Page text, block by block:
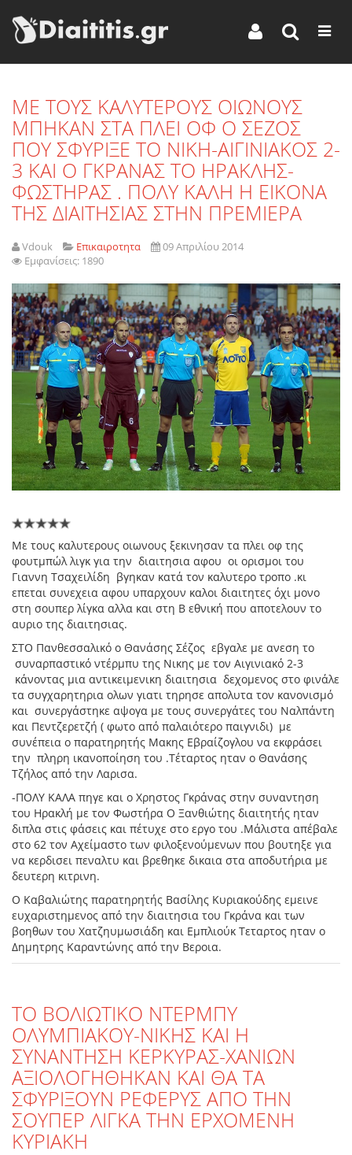
ΜΕ ΤΟΥΣ ΚΑΛΥΤΕΡΟΥΣ ΟΙΩΝΟΥΣ
ΜΠΗΚΑΝ ΣΤΑ ΠΛΕΙ ΟΦ Ο ΣΕΖΟΣ
ΠΟΥ ΣΦΥΡΙΞΕ ΤΟ ΝΙΚΗ-ΑΙΓΙΝΙΑΚΟΣ 2-
3 ΚΑΙ Ο ΓΚΡΑΝΑΣ ΤΟ ΗΡΑΚΛΗΣ-
ΦΩΣΤΗΡΑΣ . ΠΟΛΥ ΚΑΛΗ Η ΕΙΚΟΝΑ
ΤΗΣ ΔΙΑΙΤΗΣΙΑΣ ΣΤΗΝ ΠΡΕΜΙΕΡΑ
Vdouk Επικαιροτητα
09 Απριλίου 2014
Εμφανίσεις: 1890
Με τους καλυτερους οιωνους ξεκινησαν τα πλει οφ της
φουτμπώλ λιγκ για την διαιτησια αφου οι ορισμοι του
Γιαννη Τσαχειλίδη βγηκαν κατά τον καλυτερο τροπο .κι
επεται συνεχεια αφου υπαρχουν καλοι διαιτητες όχι μονο
στη σουπερ λίγκα αλλα και στη Β εθνική που αποτελουν το
αυριο της διαιτησιας.
ΣΤΟ Πανθεσσαλικό ο Θανάσης Σέζος εβγαλε με ανεση το
συναρπαστικό ντέρμπυ της Νικης με τον Αιγινιακό 2-3
κάνοντας μια αντικειμενικη διαιτησια δεχομενος στο φινάλε
τα συγχαρητηρια ολων γιατι τηρησε απολυτα τον κανονισμό
και συνεργάστηκε αψογα με τους συνεργάτες του Ναλπάντη
και Πεντζερετζή ( φωτο από παλαιότερο παιγνιδι) με
συνέπεια ο παρατηρητής Μακης Εβραίζογλου να εκφράσει
την πληρη ικανοποίηση του .Τέταρτος ηταν ο Θανάσης
Τζήλος από την Λαρισα.
-ΠΟΛΥ ΚΑΛΑ πηγε και ο Χρηστος Γκράνας στην συναντηση
του Ηρακλή με τον Φωστήρα Ο Ξανθιώτης διαιτητής ηταν
διπλα στις φάσεις και πέτυχε στο εργο του .Μάλιστα απέβαλε
στο 62 τον Αχείμαστο των φιλοξενούμενων που βουτηξε για
να κερδισει πεναλτυ και βρεθηκε δικαια στα αποδυτήρια με
δευτερη κιτρινη.
Ο Καβαλιώτης παρατηρητής Βασίλης Κυριακούδης εμεινε
ευχαριστημενος από την διαιτησια του Γκράνα και των
βοηθων του Χατζηυμωσιάδη και Εμπλιούκ Τεταρτος ηταν ο
Δημητρης Καραντώνης από την Βεροια.
ΤΟ ΒΟΛΙΩΤΙΚΟ ΝΤΕΡΜΠΥ
ΟΛΥΜΠΙΑΚΟΥ-ΝΙΚΗΣ ΚΑΙ Η
ΣΥΝΑΝΤΗΣΗ ΚΕΡΚΥΡΑΣ-ΧΑΝΙΩΝ
ΑΞΙΟΛΟΓΗΘΗΚΑΝ ΚΑΙ ΘΑ ΤΑ
ΣΦΥΡΙΞΟΥΝ ΡΕΦΕΡΥΣ ΑΠΟ ΤΗΝ
ΣΟΥΠΕΡ ΛΙΓΚΑ ΤΗΝ ΕΡΧΟΜΕΝΗ
ΚΥΡΙΑΚΗ